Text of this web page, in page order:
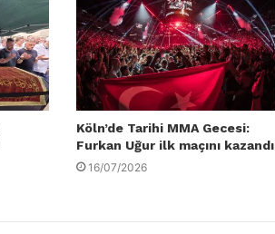
Köln’de Tarihi MMA Gecesi:
Furkan Uğur ilk maçını kazandı
16/07/2026